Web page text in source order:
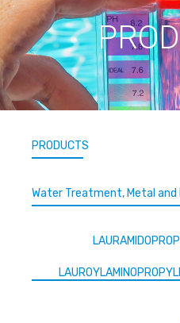
PRODUCTS
Water Treatment, Metal and